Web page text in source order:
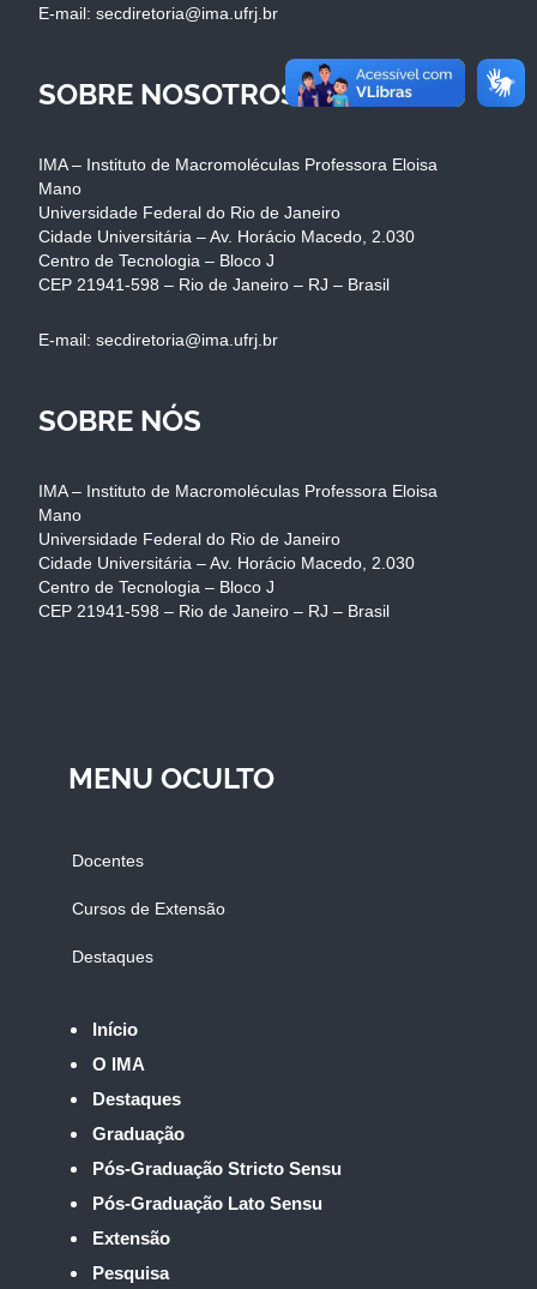
E-mail: secdiretoria@ima.ufrj.br
SOBRE NOSOTROS
IMA – Instituto de Macromoléculas Professora Eloisa
Mano
Universidade Federal do Rio de Janeiro
Cidade Universitária – Av. Horácio Macedo, 2.030
Centro de Tecnologia – Bloco J
CEP 21941-598 – Rio de Janeiro – RJ – Brasil
E-mail: secdiretoria@ima.ufrj.br
SOBRE NÓS
IMA – Instituto de Macromoléculas Professora Eloisa
Mano
Universidade Federal do Rio de Janeiro
Cidade Universitária – Av. Horácio Macedo, 2.030
Centro de Tecnologia – Bloco J
CEP 21941-598 – Rio de Janeiro – RJ – Brasil
MENU OCULTO
Docentes
Cursos de Extensão
Destaques
Início
O IMA
Destaques
Graduação
Pós-Graduação Stricto Sensu
Pós-Graduação Lato Sensu
Extensão
Pesquisa